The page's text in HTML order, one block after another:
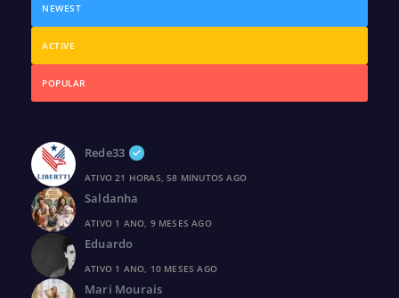
NEWEST
ACTIVE
POPULAR
Rede33
ATIVO 21 HORAS, 58 MINUTOS AGO
Saldanha
ATIVO 1 ANO, 9 MESES AGO
Eduardo
ATIVO 1 ANO, 10 MESES AGO
Mari Mourais